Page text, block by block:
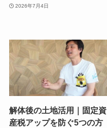
2026年7月4日
解体後の土地活用｜固定資
産税アップを防ぐ5つの方